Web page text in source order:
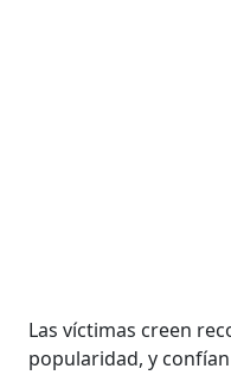
Las víctimas creen
popularidad, y